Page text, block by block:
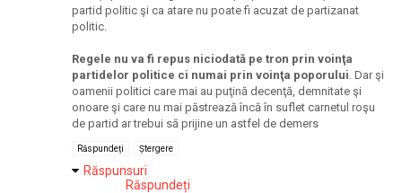
partid politic şi ca atare nu poate fi acuzat de partizanat
politic.
Regele nu va fi repus niciodată pe tron prin voinţa
partidelor politice ci numai prin voinţa poporului. Dar şi
oamenii politici care mai au puţină decenţă, demnitate şi
onoare şi care nu mai păstrează încă în suflet carnetul roşu
de partid ar trebui să prijine un astfel de demers
Răspundeți Ștergere
Răspunsuri
Răspundeți